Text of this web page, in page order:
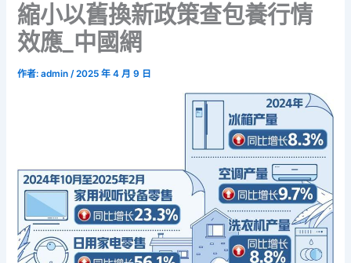
縮小以舊換新政策查包養行情
效應_中國網
作者:admin/2025 年 4 月 9 日